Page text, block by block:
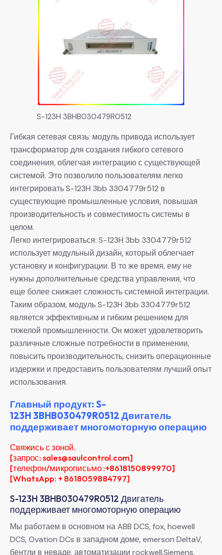
S-123H 3BHB030479R0512
Гибкая сетевая связь: модуль привода использует
трансформатор для создания гибкого сетевого
соединения, облегчая интеграцию с существующей
системой. Это позволило пользователям легко
интегрировать S-123H 3bb 3304779r512 в
существующие промышленные условия, повышая
производительность и совместимость системы в
целом.
Легко интегрироваться: S-123H 3bb 3304779r512
использует модульный дизайн, который облегчает
установку и конфигурации. В то же время, ему не
нужны дополнительные средства управления, что
еще более снижает сложность системной интеграции.
Таким образом, модуль S-123H 3bb 3304779r512
является эффективным и гибким решением для
тяжелой промышленности. Он может удовлетворить
различные сложные потребности в применении,
повысить производительность, снизить операционные
издержки и предоставить пользователям лучший опыт
использования.
Главный продукт: S-
123H 3BHB030479R0512 Двигатель
поддерживает многомоторную операцию
Свяжись с зоной.
[запрос: sales@saulcontrol.com]
[телефон/микрописьмо :+8618150899970]
[WhatsApp: + 8618059884797]
S-123H 3BHB030479R0512 Двигатель
поддерживает многомоторную операцию
Мы работаем в основном на ABB DCS, fox, hoewell
DCS, Ovation DCs в западном доме, emerson DeltaV,
бентли в неваде, автоматизации rockwell,Siemens,